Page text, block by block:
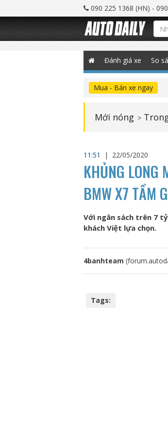
090 225 1368 (HN) -
Đánh giá xe So
Mua - Bán xe ngay
Mới nóng >
11:51
| 22/05/2020
KHỦNG LONG
BMW X7 TẦM
Với ngân sách trên 7
khách Việt lựa chọn.
4banhteam
Tags: